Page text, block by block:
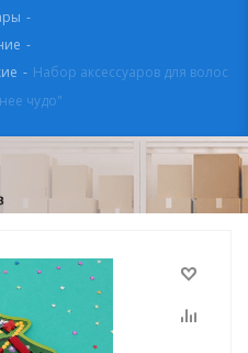
-
-
- Набор аксессуаров для волос
чудо"